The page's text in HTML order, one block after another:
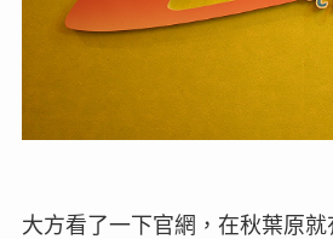
大方看了一下官網，在秋葉原就